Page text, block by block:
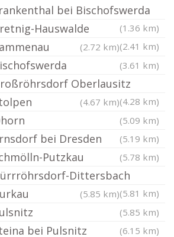
bei Bischofswerda
(1.36 km)
Hauswalde
(2.41 km)
(2.72 km)
(3.61 km)
Oberlausitz
(4.28 km)
(4.67 km)
(5.09 km)
bei Dresden (5.19 km)
Putzkau (5.78 km)
Dittersbach
(5.81 km)
(5.85 km)
(5.85 km)
bei Pulsnitz (6.15 km)